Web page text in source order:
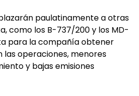
paulatinamente a otras
como los B-737/200 y los MD-
para la compañía obtener
operaciones, menores
y bajas emisiones